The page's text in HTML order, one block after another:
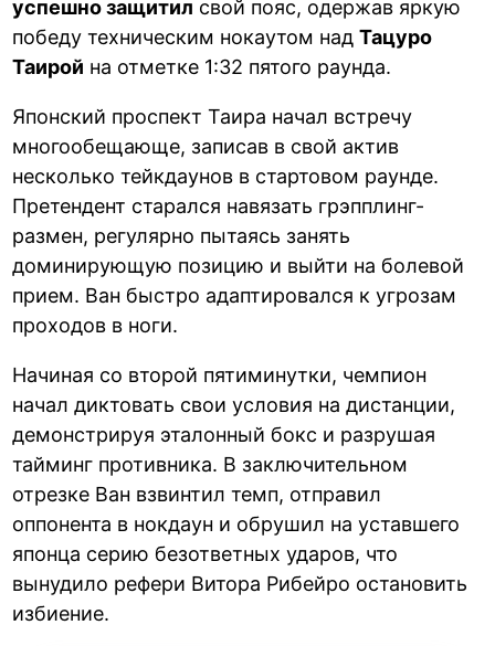
успешно защитил свой пояс, одержав яркую
победу техническим нокаутом надТацуро
Таирой на отметке 1:32 пятого раунда.
Японский проспект Таира начал встречу
многообещающе, записав в свой актив
несколько тейкдаунов в стартовом раунде.
Претендент старался навязать грэпплинг-
размен, регулярно пытаясь занять
доминирующую позицию и выйти на болевой
прием. Ван быстро адаптировался к угрозам
проходов в ноги.
Начиная со второй пятиминутки, чемпион
начал диктовать свои условия на дистанции,
демонстрируя эталонный бокс и разрушая
тайминг противника. В заключительном
отрезке Ван взвинтил темп, отправил
оппонента в нокдаун и обрушил на уставшего
японца серию безответных ударов, что
вынудило рефери Витора Рибейро остановить
избиение.